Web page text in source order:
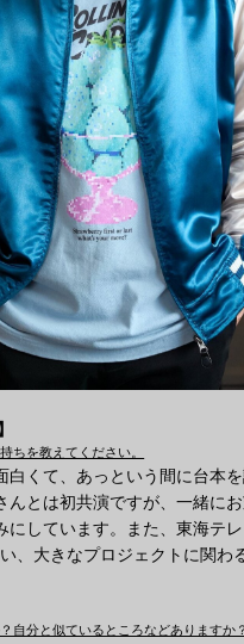
ちを教えてください。
白くて、あっという間に台本
んとは初共演ですが、一緒に
にしています。また、東海テレ
、大きなプロジェクトに関わ
自分と似ているところなどありますか？